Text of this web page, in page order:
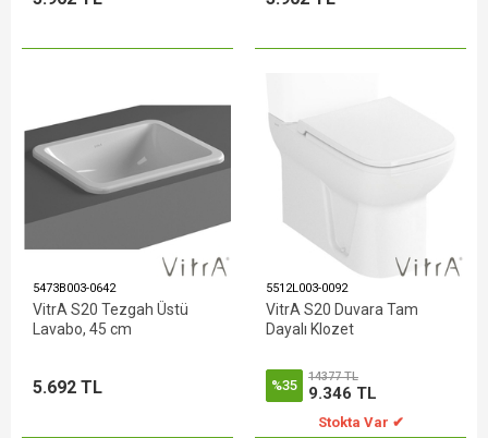
5473B003-0642
VitrA S20 Tezgah Üstü
Lavabo, 45 cm
5.692 TL
5512L003-0092
VitrA S20 Duvara Tam
Dayalı Klozet
%35
14377 TL
9.346 TL
Stokta Var ✔